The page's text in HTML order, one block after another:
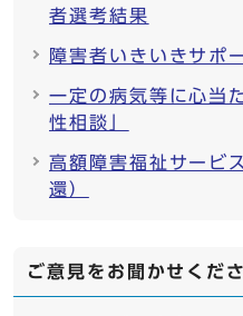
者選考結果
障害者いきいきサポ
一定の病気等に心当
性相談」
高額障害福祉サービ
還）
ご意見をお聞かせくだ